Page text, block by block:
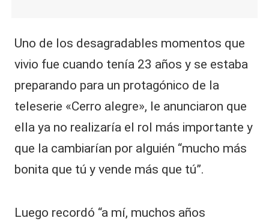
Uno de los desagradables momentos que
vivio fue cuando tenía 23 años y se estaba
preparando para un protagónico de la
teleserie «Cerro alegre», le anunciaron que
ella ya no realizaría el rol más importante y
que la cambiarían por alguién “mucho más
bonita que tú y vende más que tú”.
Luego recordó “a mí, muchos años